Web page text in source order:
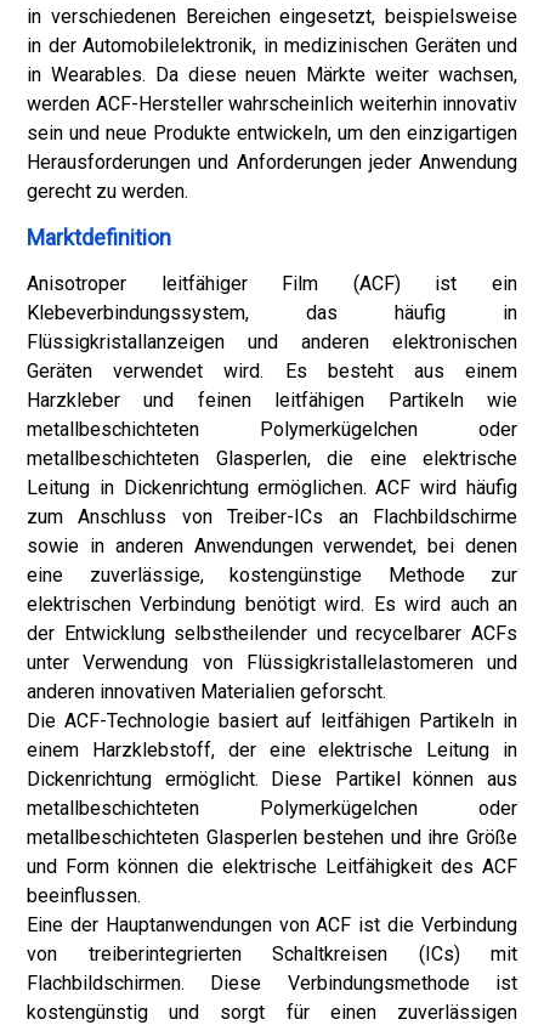
in verschiedenen Bereichen eingesetzt, beispielsweise
in der Automobilelektronik, in medizinischen Geräten und
in Wearables. Da diese neuen Märkte weiter wachsen,
werden ACF-Hersteller wahrscheinlich weiterhin innovativ
sein und neue Produkte entwickeln, um den einzigartigen
Herausforderungen und Anforderungen jeder Anwendung
gerecht zu werden.
Marktdefinition
Anisotroper leitfähiger Film (ACF) ist ein
Klebeverbindungssystem, das häufig in
Flüssigkristallanzeigen und anderen elektronischen
Geräten verwendet wird. Es besteht aus einem
Harzkleber und feinen leitfähigen Partikeln wie
metallbeschichteten Polymerkügelchen oder
metallbeschichteten Glasperlen, die eine elektrische
Leitung in Dickenrichtung ermöglichen. ACF wird häufig
zum Anschluss von Treiber-ICs an Flachbildschirme
sowie in anderen Anwendungen verwendet, bei denen
eine zuverlässige, kostengünstige Methode zur
elektrischen Verbindung benötigt wird. Es wird auch an
der Entwicklung selbstheilender und recycelbarer ACFs
unter Verwendung von Flüssigkristallelastomeren und
anderen innovativen Materialien geforscht.
Die ACF-Technologie basiert auf leitfähigen Partikeln in
einem Harzklebstoff, der eine elektrische Leitung in
Dickenrichtung ermöglicht. Diese Partikel können aus
metallbeschichteten Polymerkügelchen oder
metallbeschichteten Glasperlen bestehen und ihre Größe
und Form können die elektrische Leitfähigkeit des ACF
beeinflussen.
Eine der Hauptanwendungen von ACF ist die Verbindung
von treiberintegrierten Schaltkreisen (ICs) mit
Flachbildschirmen. Diese Verbindungsmethode ist
kostengünstig und sorgt für einen zuverlässigen